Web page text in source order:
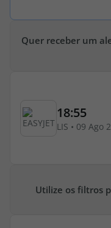
Especialistas
Blog TopViagens
Área de Cliente
Quer receber um
Utilize os filtros